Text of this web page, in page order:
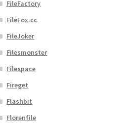
FileFactory
FileFox.cc
FileJoker
Filesmonster
Filespace
Fireget
Flashbit
Florenfile